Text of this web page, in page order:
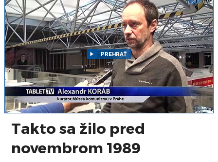
KONTAKT
ARCHÍV
PREHRAŤ
Takto sa žilo pred
novembrom 1989